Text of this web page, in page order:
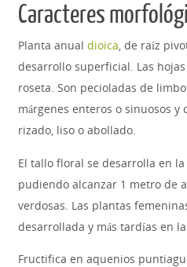
Caracteres
Planta anual dioica, de raíz
desarrollo superficial. Las
roseta. Son pecioladas de
márgenes enteros o sinuosos y
rizado, liso o abollado.
El tallo floral se desarrolla en
pudiendo alcanzar 1 metro de
verdosas. Las plantas
desarrollada y más tardías en
Fructifica en aquenios